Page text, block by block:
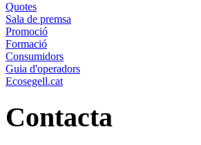
Quotes
Sala de premsa
Promoció
Formació
Consumidors
Guia d'operadors
Ecosegell.cat
Contacta